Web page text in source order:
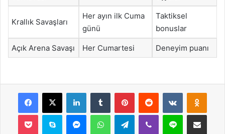
Krallık Savaşları
Her ayın ilk Cuma
günü
Taktiksel
bonuslar
Açık Arena Savaşı Her Cumartesi Deneyim puanı
Facebook
X LinkedInTumblr PinterestReddit VKontakte
Pocket Skype MessengerWhatsAppTelegramViber Line E-Posta ile